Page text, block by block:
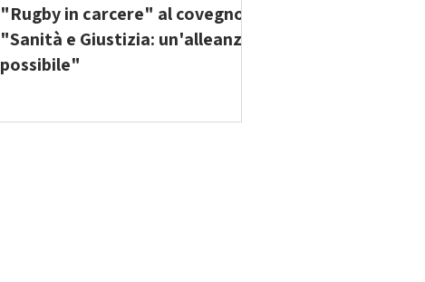
"Rugby in carcere" al covegno
"Sanità e Giustizia: un'alleanza
possibile"